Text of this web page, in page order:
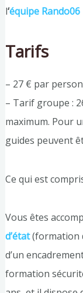
l‘équipe Rando06
Tarifs
– 27 € par
– Tarif groupe :
maximum. Pour
guides peuvent
Ce qui est
Vous êtes
d’état(formation
d’un
formation